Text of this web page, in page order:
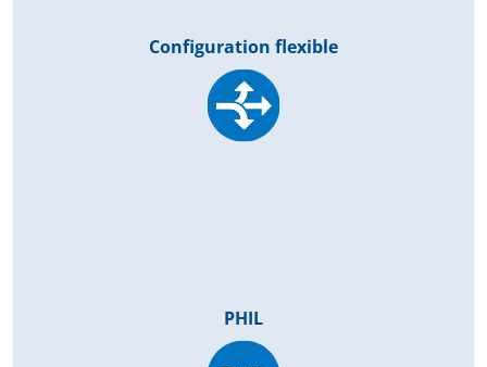
Configuration flexible
PHIL